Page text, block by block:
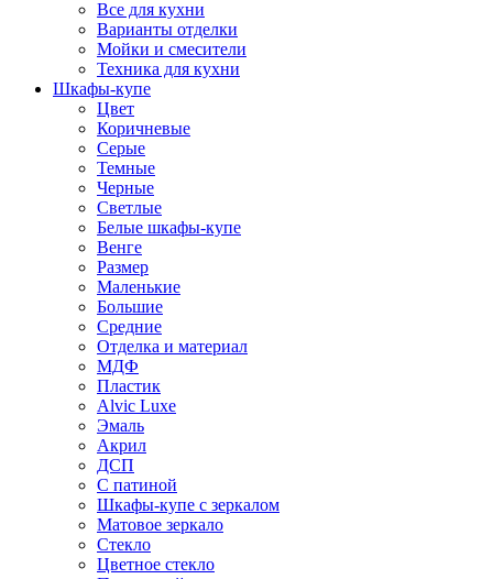
Все для кухни
Варианты отделки
Мойки и смесители
Техника для кухни
Шкафы-купе
Цвет
Коричневые
Серые
Темные
Черные
Светлые
Белые шкафы-купе
Венге
Размер
Маленькие
Большие
Средние
Отделка и материал
МДФ
Пластик
Alvic Luxe
Эмаль
Акрил
ДСП
С патиной
Шкафы-купе с зеркалом
Матовое зеркало
Стекло
Цветное стекло